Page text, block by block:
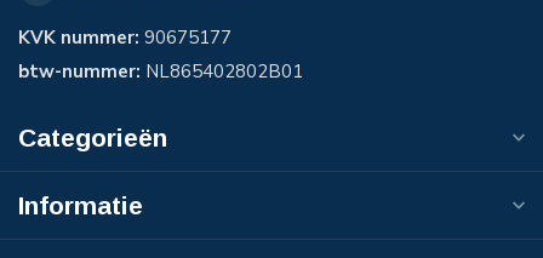
KVK nummer: 90675177
btw-nummer: NL865402802B01
Categorieën
Informatie